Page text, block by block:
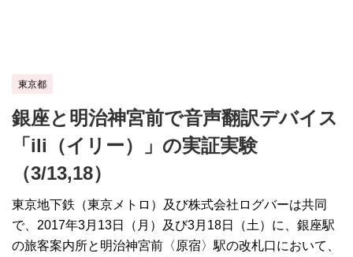
東京都
銀座と明治神宮前で音声翻訳デバイス
「ili（イリー）」の実証実験
（3/13,18）
東京地下鉄（東京メトロ）及び株式会社ログバーは共同
で、2017年3月13日（月）及び3月18日（土）に、銀座駅
の旅客案内所と明治神宮前〈原宿〉駅の改札口において、